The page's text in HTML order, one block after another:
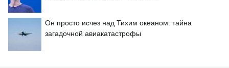
Он просто исчез над Тихим океаном: тайна
загадочной авиакатастрофы